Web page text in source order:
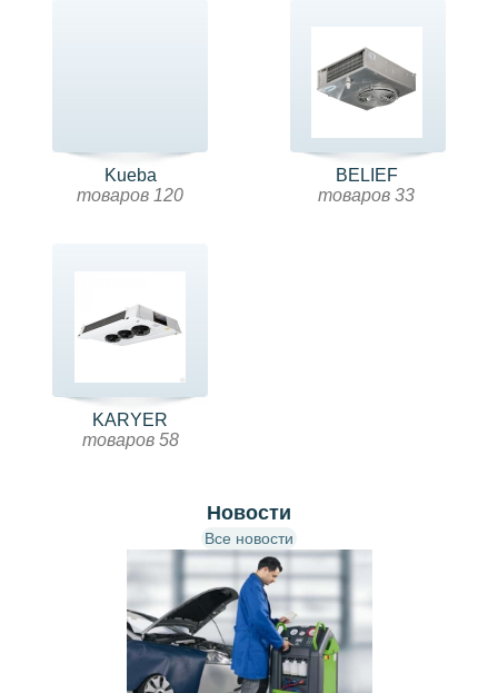
Kueba
товаров 120
BELIEF
товаров 33
KARYER
товаров 58
Новости
Все новости